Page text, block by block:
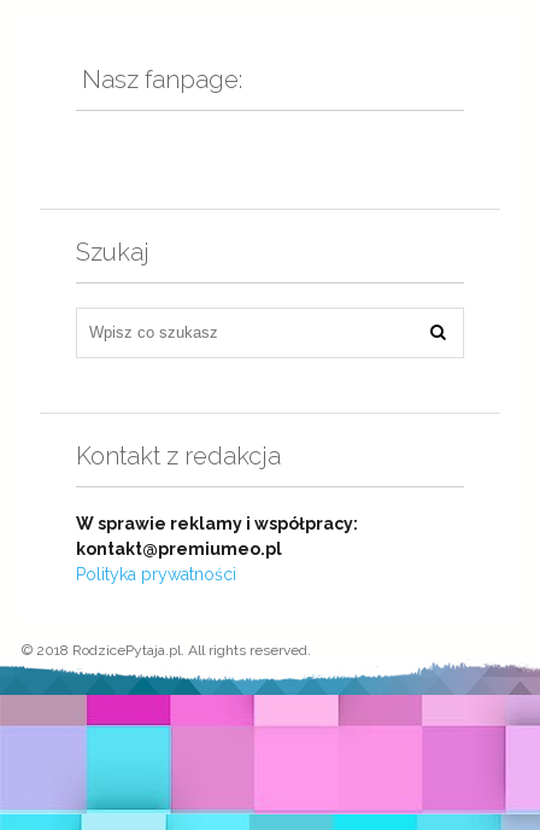
Nasz fanpage:
Szukaj
Kontakt z redakcja
W sprawie reklamy i współpracy:
kontakt@premiumeo.pl
Polityka prywatności
© 2018 RodzicePytaja.pl. All rights reserved.